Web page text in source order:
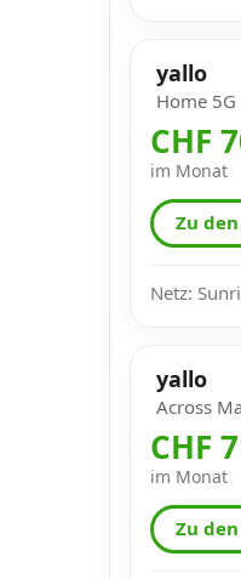
yallo
Home 5G
CHF
im Monat
Zu
Netz:
yallo
Across
CHF
im Monat
Zu